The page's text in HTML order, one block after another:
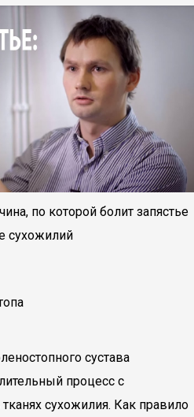
по которой болит запястье
сухожилий
сустава
процесс с
сухожилия. Как правило